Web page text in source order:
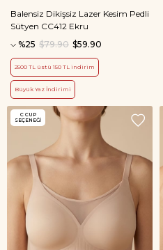
Balensiz Dikişsiz Lazer Kesim Pedli
Sütyen CC412 Ekru
%25
$59.90
$79.90
2500 TL üstü 150 TL indirim
Büyük Yaz İndirimi
C CUP
SEÇENEĞI